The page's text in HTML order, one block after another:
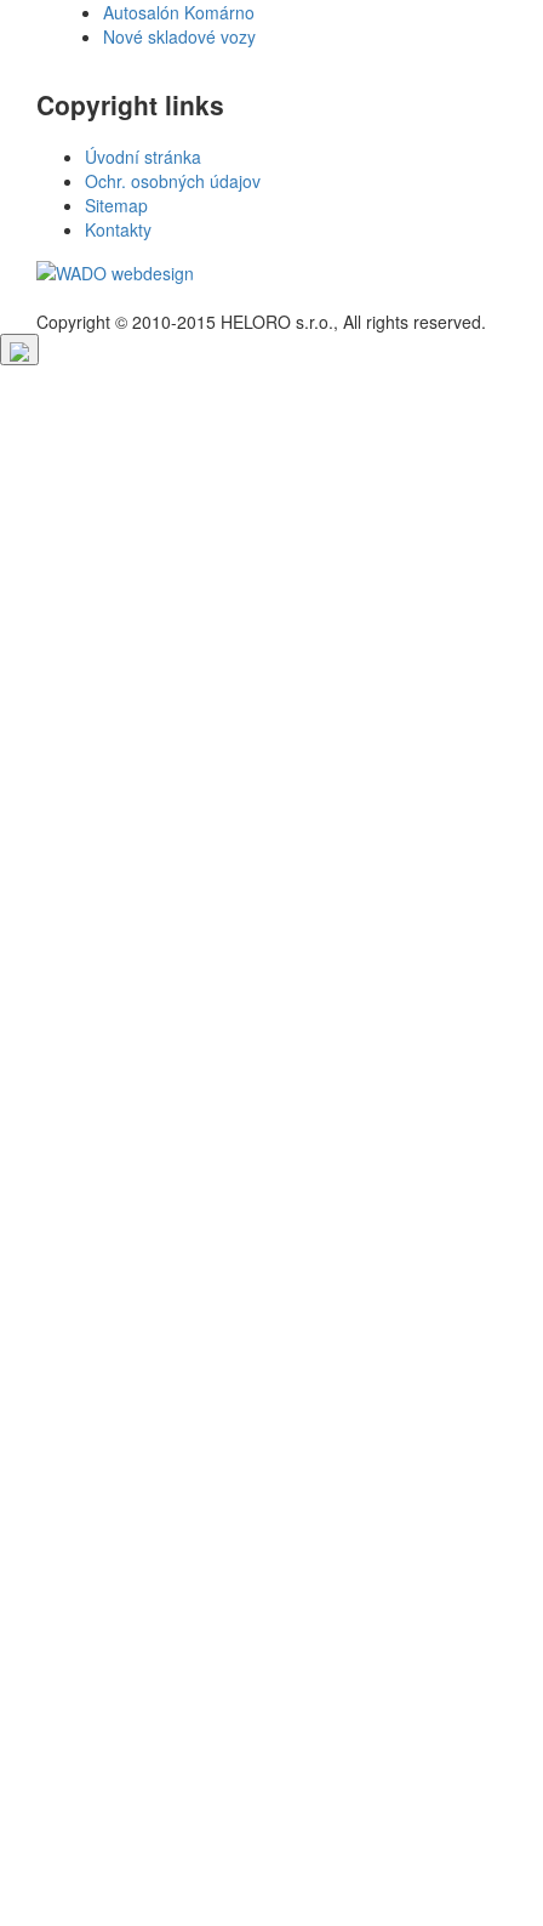
Autosalón Komárno
Nové skladové vozy
Copyright links
Úvodní stránka
Ochr. osobných údajov
Sitemap
Kontakty
Copyright © 2010-2015 HELORO s.r.o., All rights reserved.